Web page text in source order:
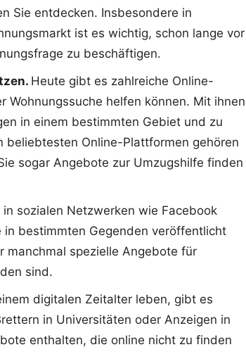
Sie entdecken. Insbesondere in
ist es wichtig, schon lange vor
zu beschäftigen.
Heute gibt es zahlreiche Online-
Wohnungssuche helfen können. Mit ihnen
in einem bestimmten Gebiet und zu
Online-Plattformen gehören
sogar Angebote zur Umzugshilfe finden
sozialen Netzwerken wie Facebook
in bestimmten Gegenden veröffentlicht
manchmal spezielle Angebote für
sind.
digitalen Zeitalter leben, gibt es
in Universitäten oder Anzeigen in
enthalten, die online nicht zu finden